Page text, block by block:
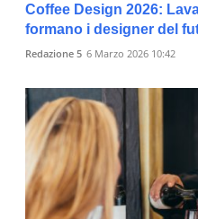
Coffee Design 2026:
formano i designer del
Redazione 5 6 Marzo 2026 10:42